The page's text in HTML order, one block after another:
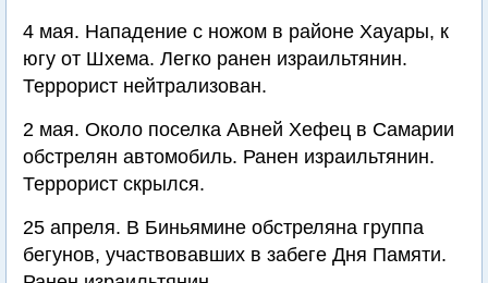
4 мая. Нападение с ножом в районе Хауары, к
югу от Шхема. Легко ранен израильтянин.
Террорист нейтрализован.
2 мая. Около поселка Авней Хефец в Самарии
обстрелян автомобиль. Ранен израильтянин.
Террорист скрылся.
25 апреля. В Биньямине обстреляна группа
бегунов, участвовавших в забеге Дня Памяти.